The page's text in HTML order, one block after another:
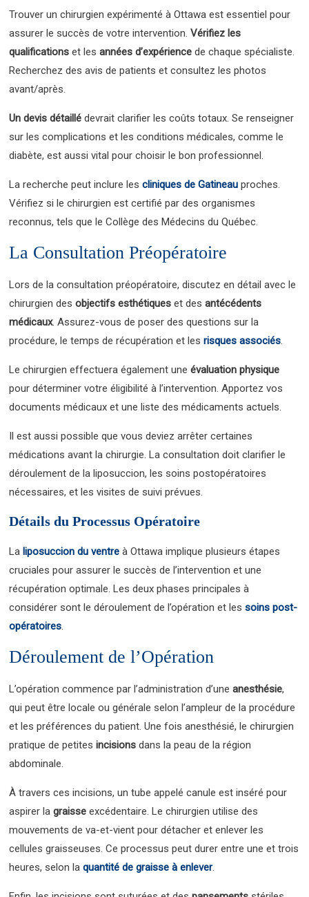
Trouver un chirurgien expérimenté à Ottawa est essentiel pour
assurer le succès de votre intervention.Vérifiez les
qualifications et lesannées d’expérience de chaque spécialiste.
Recherchez des avis de patients et consultez les photos
avant/après.
Un devis détaillé devrait clarifier les coûts totaux. Se renseigner
sur les complications et les conditions médicales, comme le
diabète, est aussi vital pour choisir le bon professionnel.
La recherche peut inclure lescliniques de Gatineau proches.
Vérifiez si le chirurgien est certifié par des organismes
reconnus, tels que le Collège des Médecins du Québec.
La Consultation Préopératoire
Lors de la consultation préopératoire, discutez en détail avec le
chirurgien desobjectifs esthétiques et desantécédents
médicaux. Assurez-vous de poser des questions sur la
procédure, le temps de récupération et lesrisques associés.
Le chirurgien effectuera également uneévaluation physique
pour déterminer votre éligibilité à l’intervention. Apportez vos
documents médicaux et une liste des médicaments actuels.
Il est aussi possible que vous deviez arrêter certaines
médications avant la chirurgie. La consultation doit clarifier le
déroulement de la liposuccion, les soins postopératoires
nécessaires, et les visites de suivi prévues.
Détails du Processus Opératoire
Laliposuccion du ventre à Ottawa implique plusieurs étapes
cruciales pour assurer le succès de l’intervention et une
récupération optimale. Les deux phases principales à
considérer sont le déroulement de l’opération et lessoins post-
opératoires.
Déroulement de l’Opération
L’opération commence par l’administration d’uneanesthésie,
qui peut être locale ou générale selon l’ampleur de la procédure
et les préférences du patient. Une fois anesthésié, le chirurgien
pratique de petitesincisions dans la peau de la région
abdominale.
À travers ces incisions, un tube appelé canule est inséré pour
aspirer lagraisse excédentaire. Le chirurgien utilise des
mouvements de va-et-vient pour détacher et enlever les
cellules graisseuses. Ce processus peut durer entre une et trois
heures, selon laquantité de graisse à enlever.